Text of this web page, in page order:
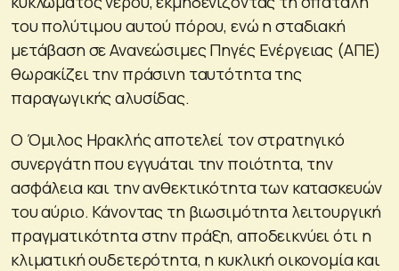
του πολύτιμου αυτού πόρου, ενώ η σταδιακή
μετάβαση σε Ανανεώσιμες Πηγές Ενέργειας (ΑΠΕ)
θωρακίζει την πράσινη ταυτότητα της
παραγωγικής αλυσίδας.
Ο Όμιλος Ηρακλής αποτελεί τον στρατηγικό
συνεργάτη που εγγυάται την ποιότητα, την
ασφάλεια και την ανθεκτικότητα των κατασκευών
του αύριο. Κάνοντας τη βιωσιμότητα λειτουργική
πραγματικότητα στην πράξη, αποδεικνύει ότι η
κλιματική ουδετερότητα, η κυκλική οικονομία και